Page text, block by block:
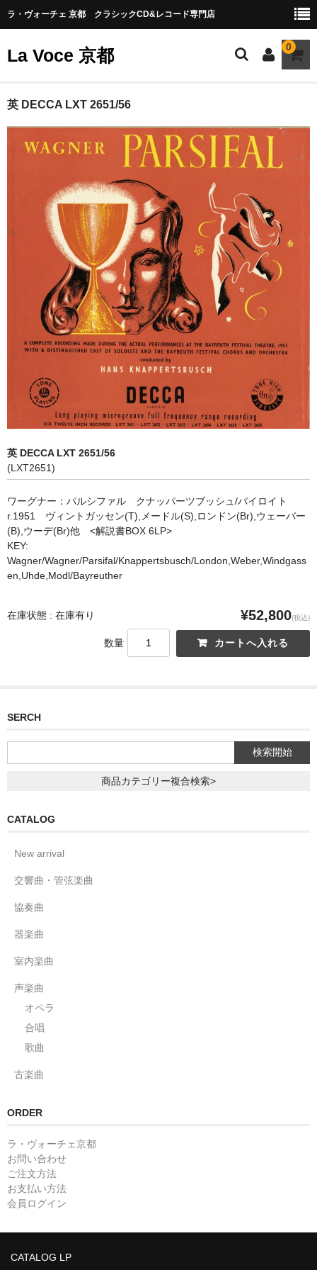
ラ・ヴォーチェ 京都 クラシックCD&レコード専門店
La Voce 京都 0
CATALOG LP
協奏曲
室内楽曲
器楽曲
声楽曲
合唱
オペラ
古楽曲
CD&BOOK
PICK UP
ORDER
NEWS
CONTACT
英 DECCA LXT 2651/56
英 DECCA LXT 2651/56
(LXT2651)
ワーグナー：パルシファル クナッパーツブッシュ/バイロイト
r.1951 ヴィントガッセン(T),メードル(S),ロンドン(Br),ウェーバー
(B),ウーデ(Br)他 <解説書BOX 6LP>
KEY:
Wagner/Wagner/Parsifal/Knappertsbusch/London,Weber,Windgass
en,Uhde,Modl/Bayreuther
在庫状態 : 在庫有り ¥52,800(税込)
数量
SERCH
商品カテゴリー複合検索>
CATALOG
New arrival
交響曲・管弦楽曲
協奏曲
器楽曲
室内楽曲
声楽曲
オペラ
合唱
歌曲
古楽曲
ORDER
ラ・ヴォーチェ京都
お問い合わせ
ご注文方法
お支払い方法
会員ログイン
CATALOG LP